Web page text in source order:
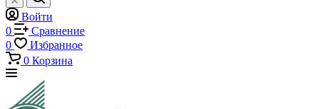
Войти
0
Сравнение
0
Избранное
0 Корзина